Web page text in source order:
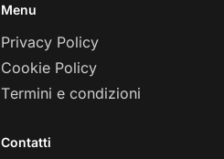
Menu
Privacy Policy
Cookie Policy
Termini e condizioni
Contatti